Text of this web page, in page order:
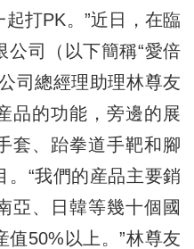
打PK。”近日，在臨
公司（以下簡稱“愛倍
司總經理助理林尊友
品的功能，旁邊的展
套、跆拳道手靶和腳
“我們的産品主要銷
亞、日韓等幾十個國
值50%以上。”林尊友